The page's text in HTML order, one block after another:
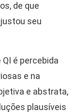
de que
seu
é percebida
e na
e abstrata,
plausíveis